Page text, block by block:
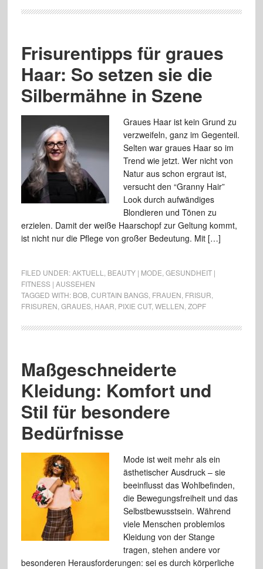
Frisurentipps für graues
Haar: So setzen sie die
Silbermähne in Szene
Graues Haar ist kein Grund zu
verzweifeln, ganz im Gegenteil.
Selten war graues Haar so im
Trend wie jetzt. Wer nicht von
Natur aus schon ergraut ist,
versucht den “Granny Hair”
Look durch aufwändiges
Blondieren und Tönen zu
erzielen. Damit der weiße Haarschopf zur Geltung kommt,
ist nicht nur die Pflege von großer Bedeutung. Mit […]
FILED UNDER:AKTUELL BEAUTY | MODE GESUNDHEIT |
FITNESS | AUSSEHEN
TAGGED WITH: BOB, CURTAIN BANGS, FRAUEN FRISUR
FRISUREN GRAUES, HAAR PIXIE CUT, WELLEN ZOPF
Maßgeschneiderte
Kleidung: Komfort und
Stil für besondere
Bedürfnisse
Mode ist weit mehr als ein
ästhetischer Ausdruck – sie
beeinflusst das Wohlbefinden,
die Bewegungsfreiheit und das
Selbstbewusstsein. Während
viele Menschen problemlos
Kleidung von der Stange
tragen, stehen andere vor
besonderen Herausforderungen: sei es durch körperliche